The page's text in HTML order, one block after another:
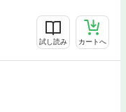
試し読み カートへ